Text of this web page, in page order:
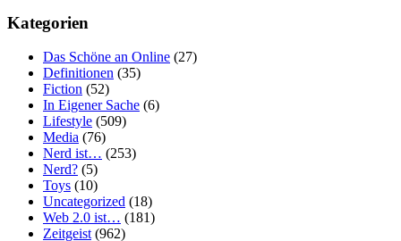
Kategorien
Das Schöne an Online (27)
Definitionen (35)
Fiction (52)
In Eigener Sache (6)
Lifestyle (509)
Media (76)
Nerd ist… (253)
Nerd? (5)
Toys (10)
Uncategorized (18)
Web 2.0 ist… (181)
Zeitgeist(962)